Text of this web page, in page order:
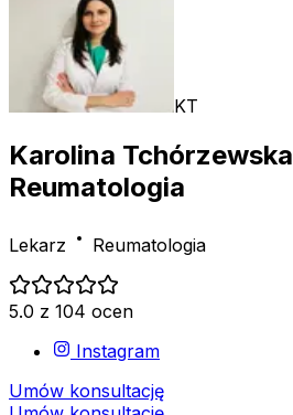
KT
Karolina Tchórzewska
Reumatologia
Lekarz Reumatologia
5.0 z 104 ocen
Instagram
Umów konsultację